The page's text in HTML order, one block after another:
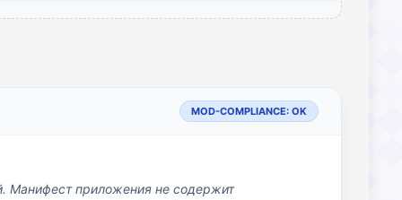
MOD-COMPLIANCE: OK
Манифест приложения не содержит